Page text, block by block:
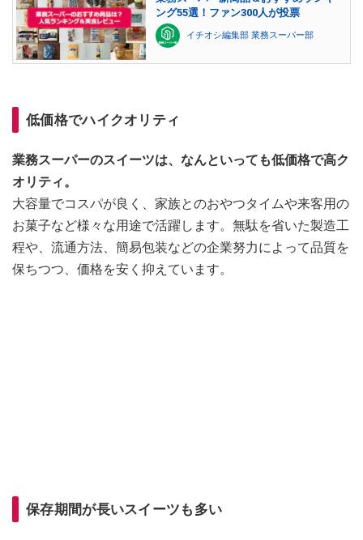
ング55選！ファン300人が投票
イチオシ編集部 業務スーパー部
低価格でハイクオリティ
業務スーパーのスイーツは、なんといっても低価格で高ク
オリティ。
大容量でコスパが良く、家族とのおやつタイムや来客用の
お菓子など様々な用途で活躍します。無駄を省いた製造工
程や、流通方法、簡易包装などの企業努力によって品質を
保ちつつ、価格を安く抑えています。
保存期間が長いスイーツも多い